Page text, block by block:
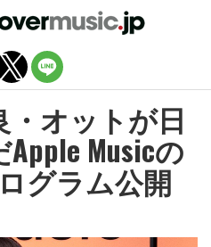
オットが日
Musicの
グラム公開
ジョンを終了